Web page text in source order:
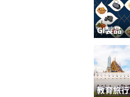
GI製品
教育旅行